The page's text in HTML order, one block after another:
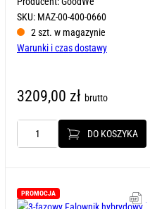
SKU: MAZ-00-400-0660
2 szt. w magazynie
Warunki i czas dostawy
3209,00 zł brutto
ilość
ET
/GOODWE/
DO KOSZYKA
PROMOCJA